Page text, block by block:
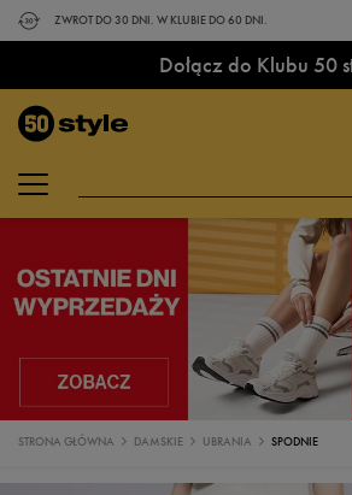
ZWROT DO 30 DNI. W KLUBIE DO 60 DNI.
Dołącz do Klubu 50
STRONA GŁÓWNA DAMSKIE UBRANIA SPODNIE